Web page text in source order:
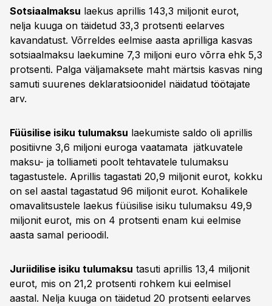
Sotsiaalmaksu laekus aprillis 143,3 miljonit eurot,
nelja kuuga on täidetud 33,3 protsenti eelarves
kavandatust. Võrreldes eelmise aasta aprilliga kasvas
sotsiaalmaksu laekumine 7,3 miljoni euro võrra ehk 5,3
protsenti. Palga väljamaksete maht märtsis kasvas ning
samuti suurenes deklaratsioonidel näidatud töötajate
arv.
Füüsilise isiku tulumaksu laekumiste saldo oli aprillis
positiivne 3,6 miljoni euroga vaatamata jätkuvatele
maksu- ja tolliameti poolt tehtavatele tulumaksu
tagastustele. Aprillis tagastati 20,9 miljonit eurot, kokku
on sel aastal tagastatud 96 miljonit eurot. Kohalikele
omavalitsustele laekus füüsilise isiku tulumaksu 49,9
miljonit eurot, mis on 4 protsenti enam kui eelmise
aasta samal perioodil.
Juriidilise isiku tulumaksu tasuti aprillis 13,4 miljonit
eurot, mis on 21,2 protsenti rohkem kui eelmisel
aastal. Nelja kuuga on täidetud 20 protsenti eelarves